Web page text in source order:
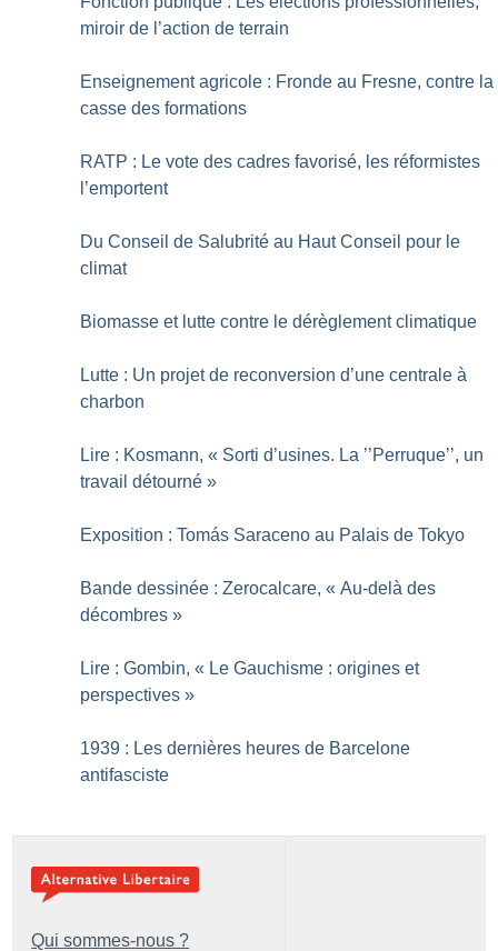
miroir de l’action de terrain
Enseignement agricole : Fronde au Fresne, contre la
casse des formations
RATP : Le vote des cadres favorisé, les réformistes
l’emportent
Du Conseil de Salubrité au Haut Conseil pour le
climat
Biomasse et lutte contre le dérèglement climatique
Lutte : Un projet de reconversion d’une centrale à
charbon
Lire : Kosmann, « Sorti d’usines. La ’’Perruque’’, un
travail détourné »
Exposition : Tomás Saraceno au Palais de Tokyo
Bande dessinée : Zerocalcare, « Au-delà des
décombres »
Lire : Gombin, « Le Gauchisme : origines et
perspectives »
1939 : Les dernières heures de Barcelone
antifasciste
Qui sommes-nous ?